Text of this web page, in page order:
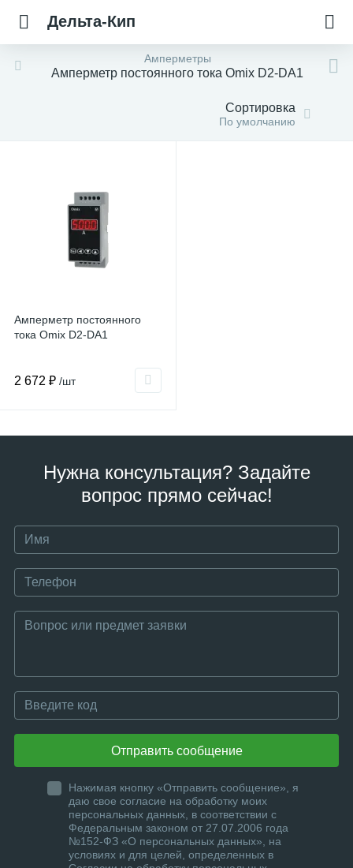
Дельта-Кип
Амперметры
Амперметр постоянного тока Omix D2-DA1
Сортировка
По умолчанию
Амперметр постоянного
тока Omix D2-DA1
2 672 ₽ /шт
Нужна консультация? Задайте
вопрос прямо сейчас!
Отправить сообщение
Нажимая кнопку «Отправить сообщение», я
даю свое согласие на обработку моих
персональных данных, в соответствии с
Федеральным законом от 27.07.2006 года
№152-ФЗ «О персональных данных», на
условиях и для целей, определенных в